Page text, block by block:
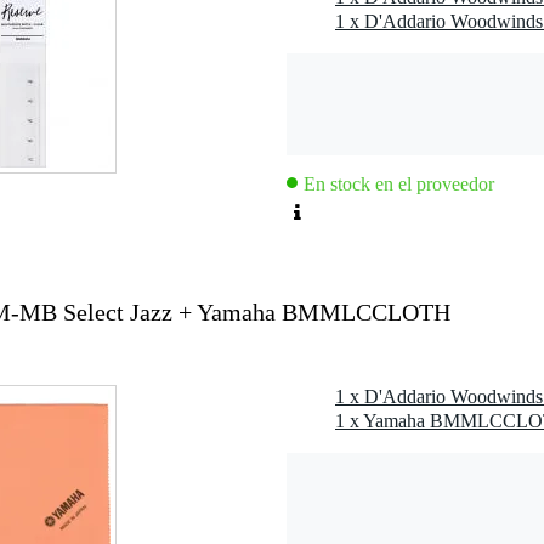
En stock en el proveedor
MB Select Jazz + Yamaha BMMLCCLOTH